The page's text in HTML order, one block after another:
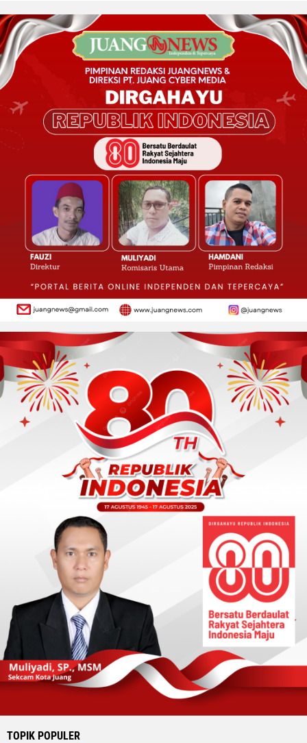
TOPIK POPULER